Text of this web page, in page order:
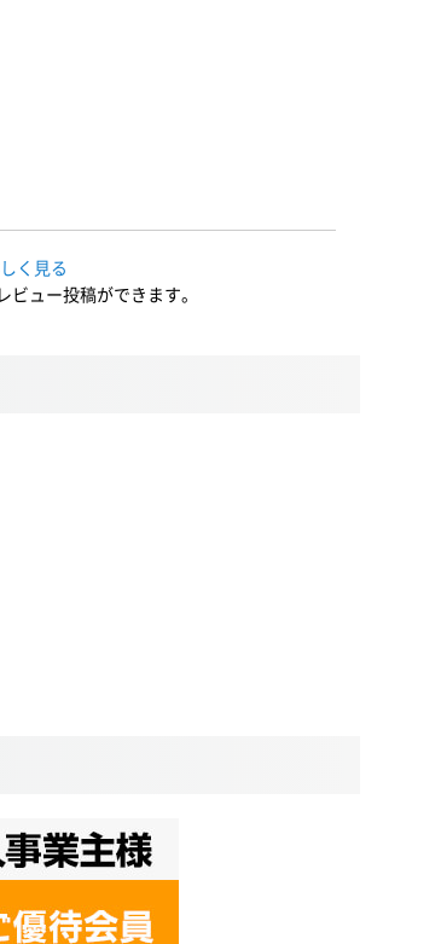
く見る
ュー投稿ができます。